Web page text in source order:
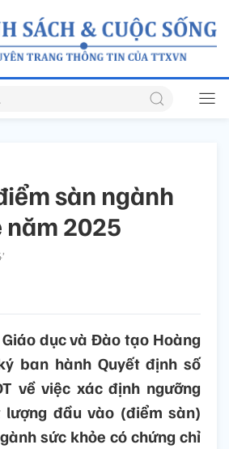
sàn ngành
2025
dục và Đào tạo Hoàng
ban hành Quyết định số
về việc xác định ngưỡng
đầu vào (điểm sàn)
sức khỏe có chứng chỉ